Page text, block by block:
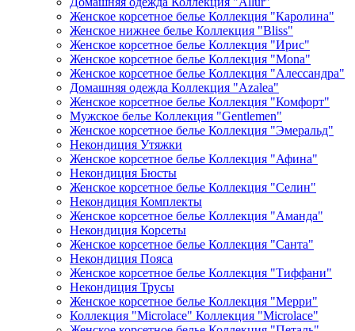
Женское корсетное белье Коллекция "Каролина"
Женское нижнее белье Коллекция "Bliss"
Женское корсетное белье Коллекция "Ирис"
Женское корсетное белье Коллекция "Mona"
Женское корсетное белье Коллекция "Алессандра"
Домашняя одежда Коллекция "Azalea"
Женское корсетное белье Коллекция "Комфорт"
Мужское белье Коллекция "Gentlemen"
Женское корсетное белье Коллекция "Эмеральд"
Некондиция Утяжки
Женское корсетное белье Коллекция "Афина"
Некондиция Бюсты
Женское корсетное белье Коллекция "Селин"
Некондиция Комплекты
Женское корсетное белье Коллекция "Аманда"
Некондиция Корсеты
Женское корсетное белье Коллекция "Санта"
Некондиция Пояса
Женское корсетное белье Коллекция "Тиффани"
Некондиция Трусы
Женское корсетное белье Коллекция "Мерри"
Коллекция "Microlace" Коллекция "Microlace"